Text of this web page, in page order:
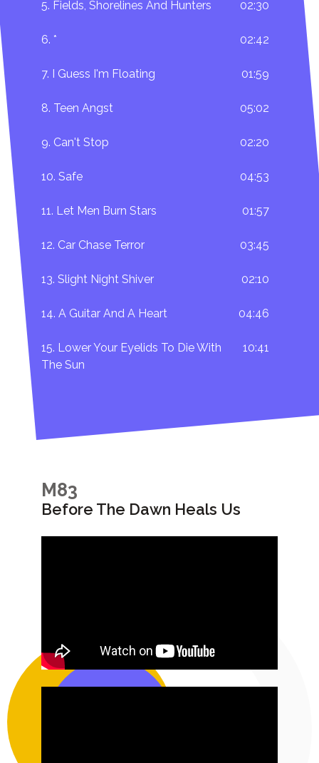
5. Fields, Shorelines And Hunters 02:30
6. * 02:42
7. I Guess I'm Floating 01:59
8. Teen Angst 05:02
9. Can't Stop 02:20
10. Safe 04:53
11. Let Men Burn Stars 01:57
12. Car Chase Terror 03:45
13. Slight Night Shiver 02:10
14. A Guitar And A Heart 04:46
15. Lower Your Eyelids To Die With
The Sun
10:41
M83
Before The Dawn Heals Us